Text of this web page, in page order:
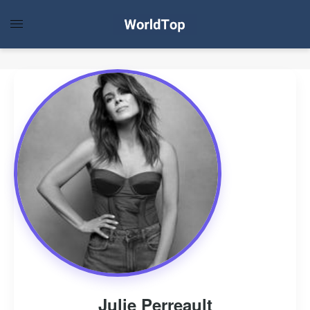
Julie Perreault